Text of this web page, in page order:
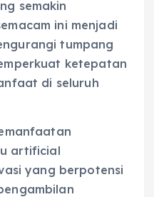
semakin
ini menjadi
tumpang
ketepatan
di seluruh
artificial
yang berpotensi